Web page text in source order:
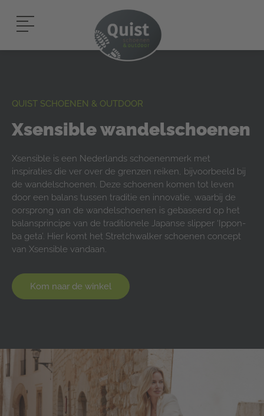
QUIST SCHOENEN & OUTDOOR
Xsensible wandelschoenen
Xsensible is een Nederlands schoenenmerk met
inspiraties die ver over de grenzen reiken, bijvoorbeeld bij
de wandelschoenen. Deze schoenen komen tot leven
door een balans tussen traditie en innovatie, waarbij de
oorsprong van de wandelschoenen is gebaseerd op het
balansprincipe van de traditionele Japanse slipper ‘Ippon-
ba geta’. Hier komt het Stretchwalker schoenen concept
van Xsensible vandaan.
Kom naar de winkel